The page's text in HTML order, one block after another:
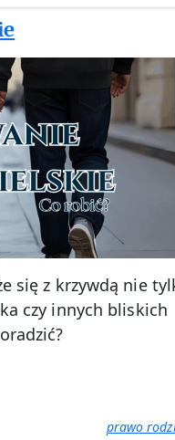
się z krzywdą nie
czy innych bliskich
prawo